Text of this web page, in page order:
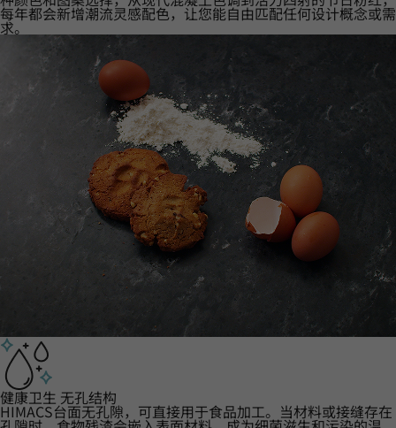
每年都会新增潮流灵感配色，让您能自由匹配任何设计概念或需
求。
健康卫生 无孔结构
HIMACS台面无孔隙，可直接用于食品加工。当材料或接缝存在